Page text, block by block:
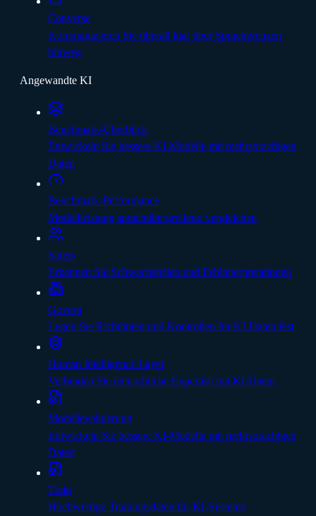
Converse
Kommunizieren Sie überall klar über Sprachgrenzen
hinweg
Angewandte KI
Benchmark-Überblick
Entwickeln Sie bessere KI-Modelle mit mehrsprachigen
Daten
Benchmark-Performance
Modellleistung sprachübergreifend vergleichen
Safety
Erkennen Sie Schwachstellen und Fehlinterpretationen
Govern
Legen Sie Richtlinien und Kontrollen für KI-Daten fest
Human Intelligence Layer
Verbinden Sie menschliche Expertise mit KI-Daten
Modellevaluierung
Entwickeln Sie bessere KI-Modelle mit mehrsprachigen
Daten
Train
Hochwertige Trainingsdaten für KI-Systeme